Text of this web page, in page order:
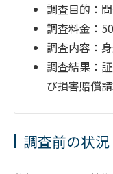
調査目的：
調査料金：
調査内容：
調査結果：
び損害賠償
調査前の状況